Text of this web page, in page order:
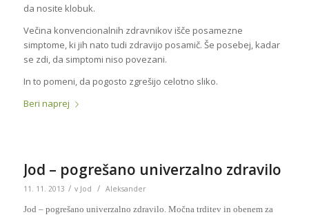
da nosite klobuk.
Večina konvencionalnih zdravnikov išče posamezne
simptome, ki jih nato tudi zdravijo posamič. Še posebej, kadar
se zdi, da simptomi niso povezani.
In to pomeni, da pogosto zgrešijo celotno sliko.
Beri naprej
Jod – pogrešano univerzalno zdravilo
11. 11. 2013 / v Jod / Aleksander
Jod – pogrešano univerzalno zdravilo. Močna trditev in obenem za